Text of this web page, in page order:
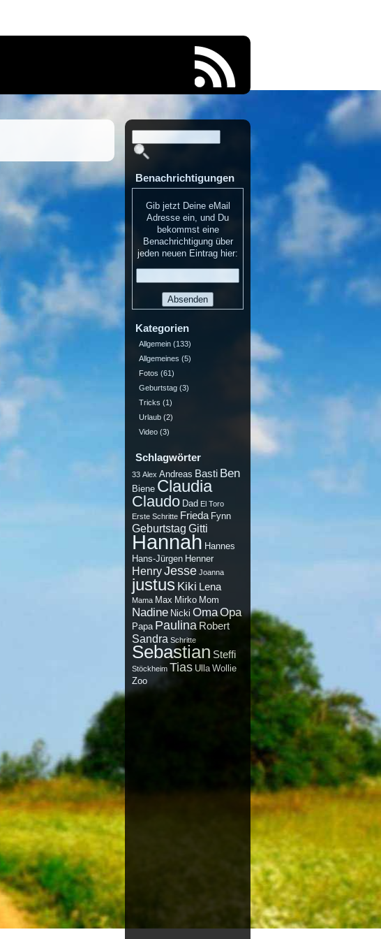
Benachrichtigungen
Gib jetzt Deine eMail
Adresse ein, und Du
bekommst eine
Benachrichtigung über
jeden neuen Eintrag hier:
Kategorien
Allgemein (133)
Allgemeines (5)
Fotos (61)
Geburtstag (3)
Tricks (1)
Urlaub (2)
Video (3)
Schlagwörter
33 Alex Andreas Basti Ben
Biene Claudia
Claudo Dad El Toro
Erste Schritte Frieda Fynn
Geburtstag Gitti
Hannah Hannes
Hans-Jürgen Henner
HenryJesse Joanna
justus Kiki Lena
Mama Max Mirko Mom
Nadine Nicki OmaOpa
Papa Paulina Robert
Sandra Schritte
Sebastian Steffi
Stöckheim Tias Ulla Wollie
Zoo